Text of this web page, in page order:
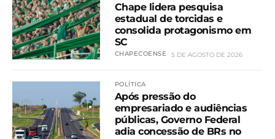
Chape lidera pesquisa
estadual de torcidas e
consolida protagonismo em
SC
CHAPECOENSE 5 DE AGOSTO DE 2026
POLÍTICA
Após pressão do
empresariado e audiências
públicas, Governo Federal
adia concessão de BRs no